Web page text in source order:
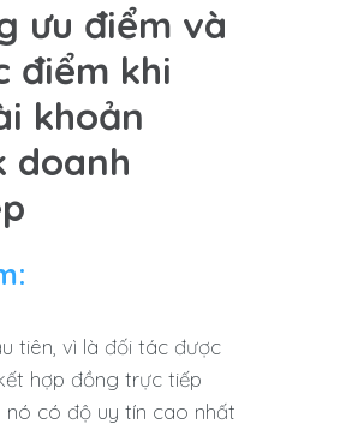
ưu điểm và
điểm khi
khoản
doanh
tiên, vì là đối tác được
hợp đồng trực tiếp
nó có độ uy tín cao nhất